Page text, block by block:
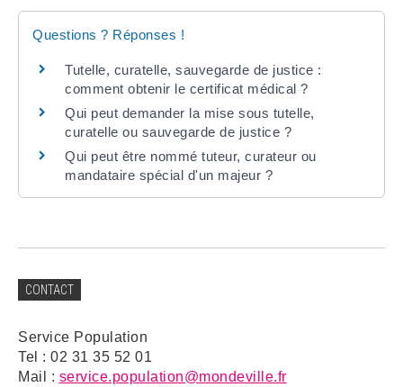
Questions ? Réponses !
Tutelle, curatelle, sauvegarde de justice :
comment obtenir le certificat médical ?
Qui peut demander la mise sous tutelle,
curatelle ou sauvegarde de justice ?
Qui peut être nommé tuteur, curateur ou
mandataire spécial d'un majeur ?
CONTACT
Service Population
Tel : 02 31 35 52 01
Mail : service.population@mondeville.fr